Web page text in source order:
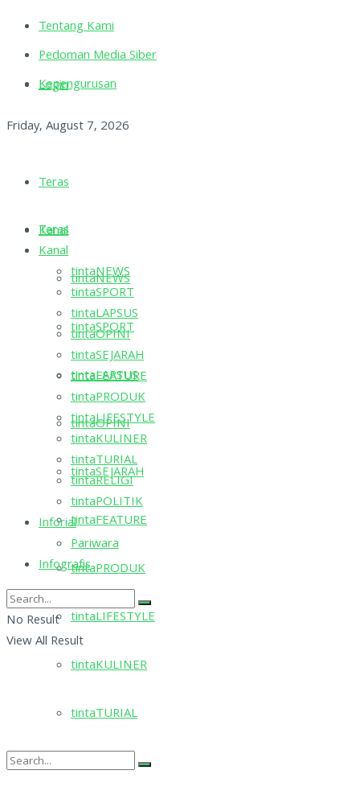
Tentang Kami
Pedoman Media Siber
Kepengurusan
Friday, August 7, 2026
Login
Teras
Kanal
tintaNEWS
tintaSPORT
tintaLAPSUS
tintaOPINI
tintaSEJARAH
tintaFEATURE
tintaPRODUK
tintaLIFESTYLE
tintaKULINER
tintaTURIAL
Teras
Kanal
tintaNEWS
tintaSPORT
tintaLAPSUS
tintaOPINI
tintaSEJARAH
tintaFEATURE
tintaPRODUK
tintaLIFESTYLE
tintaKULINER
tintaTURIAL
tintaRELIGI
tintaPOLITIK
Inforial
Pariwara
Infografis
No Result
View All Result